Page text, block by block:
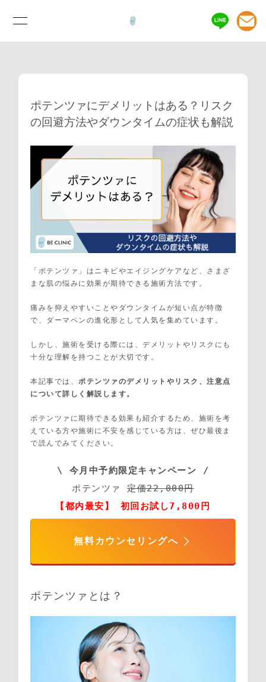
ポテンツァにデメリットはある？リスク
の回避方法やダウンタイムの症状も解説
「ポテンツァ」はニキビやエイジングケアなど、さまざ
まな肌の悩みに効果が期待できる施術方法です。
痛みを抑えやすいことやダウンタイムが短い点が特徴
で、ダーマペンの進化形として人気を集めています。
しかし、施術を受ける際には、デメリットやリスクにも
十分な理解を持つことが大切です。
本記事では、ポテンツァのデメリットやリスク、注意点
について詳しく解説します。
ポテンツァに期待できる効果も紹介するため、施術を考
えている方や施術に不安を感じている方は、ぜひ最後ま
で読んでみてください。
\ 今月中予約限定キャンペーン /
ポテンツァ 定価22,000円
【都内最安】 初回お試し7,800円
無料カウンセリングへ
ポテンツァとは？